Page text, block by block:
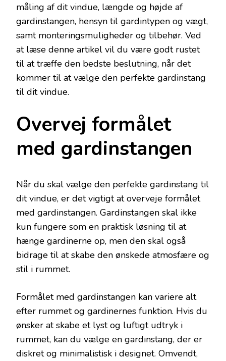
måling af dit vindue, længde og højde af
gardinstangen, hensyn til gardintypen og vægt,
samt monteringsmuligheder og tilbehør. Ved
at læse denne artikel vil du være godt rustet
til at træffe den bedste beslutning, når det
kommer til at vælge den perfekte gardinstang
til dit vindue.
Overvej formålet
med gardinstangen
Når du skal vælge den perfekte gardinstang til
dit vindue, er det vigtigt at overveje formålet
med gardinstangen. Gardinstangen skal ikke
kun fungere som en praktisk løsning til at
hænge gardinerne op, men den skal også
bidrage til at skabe den ønskede atmosfære og
stil i rummet.
Formålet med gardinstangen kan variere alt
efter rummet og gardinernes funktion. Hvis du
ønsker at skabe et lyst og luftigt udtryk i
rummet, kan du vælge en gardinstang, der er
diskret og minimalistisk i designet. Omvendt,